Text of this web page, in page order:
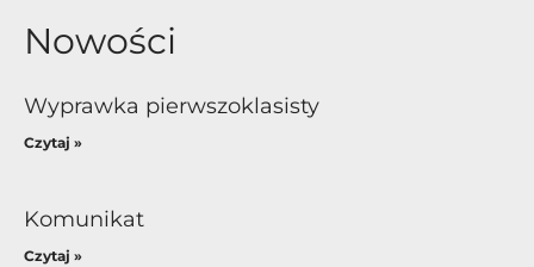
Nowości
Wyprawka pierwszoklasisty
Czytaj »
Komunikat
Czytaj »